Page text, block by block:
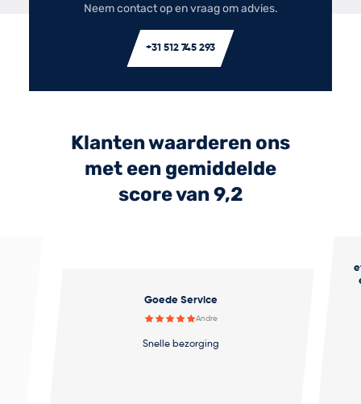
Neem contact op en vraag om advies.
+31 512 745 293
Klanten waarderen ons
met een gemiddelde
score van 9,2
Goede Service
Andre
Snelle bezorging